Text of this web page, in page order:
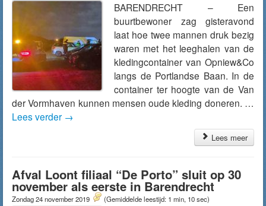
BARENDRECHT – Een
buurtbewoner zag gisteravond
laat hoe twee mannen druk bezig
waren met het leeghalen van de
kledingcontainer van Opniew&Co
langs de Portlandse Baan. In de
container ter hoogte van de Van
der Vormhaven kunnen mensen oude kleding doneren. …
Lees verder →
Lees meer
Afval Loont filiaal “De Porto” sluit op 30
november als eerste in Barendrecht
Zondag 24 november 2019 (Gemiddelde leestijd: 1 min, 10 sec)